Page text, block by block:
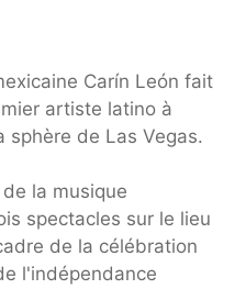
Carín León fait
artiste latino à
sphère de Las Vegas.
la musique
spectacles sur le lieu
de la célébration
l'indépendance